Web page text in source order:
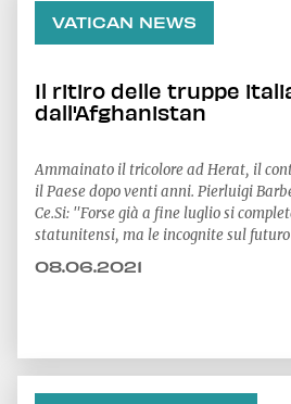
VATICAN NEWS
Il ritiro delle truppe
dall'Afghanistan
Ammainato il tricolore ad Herat, il
il Paese dopo venti anni. Pierluigi
Ce.Si: "Forse già a fine luglio si
statunitensi, ma le incognite sul
08.06.2021